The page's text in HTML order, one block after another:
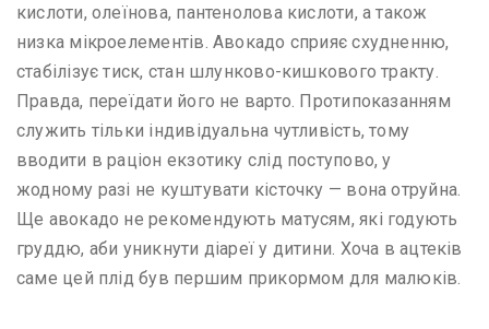
кислоти, олеїнова, пантенолова кислоти, а також
низка мікроелементів. Авокадо сприяє схудненню,
стабілізує тиск, стан шлунково-кишкового тракту.
Правда, переїдати його не варто. Протипоказанням
служить тільки індивідуальна чутливість, тому
вводити в раціон екзотику слід поступово, у
жодному разі не куштувати кісточку — вона отруйна.
Ще авокадо не рекомендують матусям, які годують
груддю, аби уникнути діареї у дитини. Хоча в ацтеків
саме цей плід був першим прикормом для малюків.